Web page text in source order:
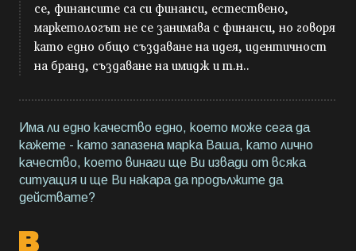
се, финансите са си финанси, естествено,
маркетологът не се занимава с финанси, но говоря
като едно общо създаване на идея, идентичност
на бранд, създаване на имидж и т.н..
Има ли едно качество едно, което може сега да
кажете - като запазена марка Ваша, като лично
качество, което винаги ще Ви извади от всяка
ситуация и ще Ви накара да продължите да
действате?